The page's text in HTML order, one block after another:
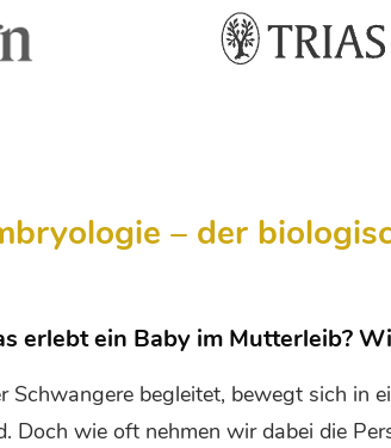
– der
erlebt ein Baby im Mutterleib?
Schwangere begleitet, bewegt sich in
Doch wie oft nehmen wir dabei die